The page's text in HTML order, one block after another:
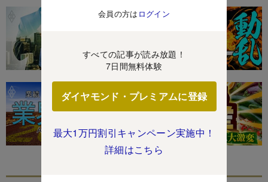
会員の方は ログイン
すべての記事が読み放題！
7日間無料体験
ダイヤモンド・プレミアムに登録
最大1万円割引キャンペーン実施中！
詳細はこちら